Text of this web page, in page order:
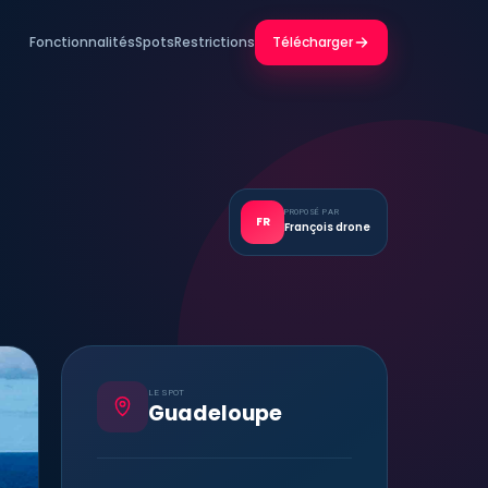
FonctionnalitésSpotsRestrictions Télécharger
FR
PROPOSÉ PAR
François drone
LE SPOT
Guadeloupe